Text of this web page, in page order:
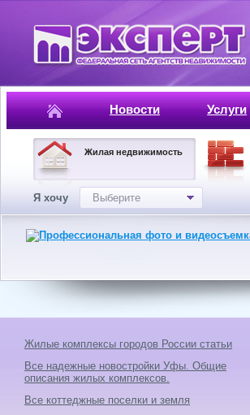
Новости Услуги
Жилая недвижимость
Я хочу Выберите
Жилые комплексы городов России статьи
Все надежные новостройки Уфы. Общие
описания жилых комплексов.
Все коттеджные поселки и земля